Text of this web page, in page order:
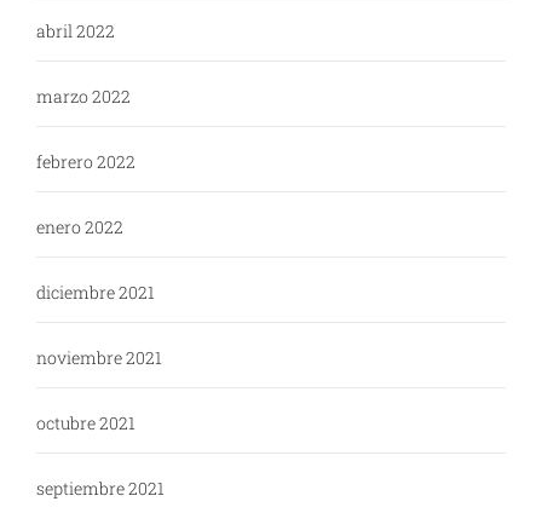
abril 2022
marzo 2022
febrero 2022
enero 2022
diciembre 2021
noviembre 2021
octubre 2021
septiembre 2021